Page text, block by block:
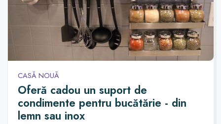
CASĂ NOUĂ
Oferă cadou un suport de
condimente pentru bucătărie - din
lemn sau inox